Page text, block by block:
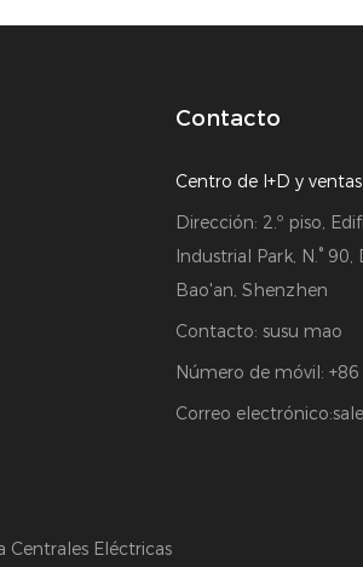
Centrales Eléctricas
Contacto
Centro de I+D y
Dirección: 2.º piso,
Industrial Park, N.°
Bao'an, Shenzhen
Contacto: susu mao
Número de móvil:
Correo electrónico: